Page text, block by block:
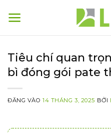
qua
Tiêu chí quan
bì đóng gói pate
ĐĂNG VÀO14 THÁNG 3, 2025 BỞI